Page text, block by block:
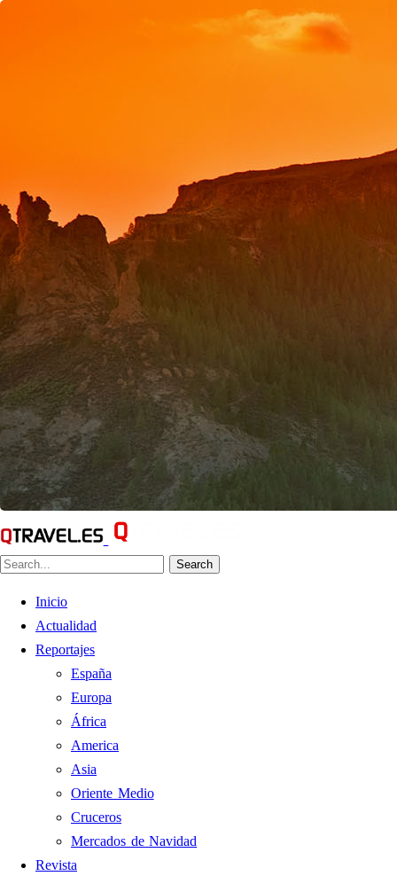
Search
Inicio
Actualidad
Reportajes
España
Europa
África
America
Asia
Oriente Medio
Cruceros
Mercados de Navidad
Revista